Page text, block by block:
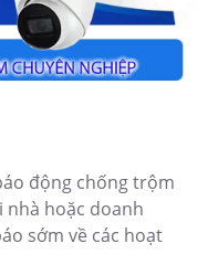
động chống trộm
nhà hoặc doanh
sớm về các hoạt